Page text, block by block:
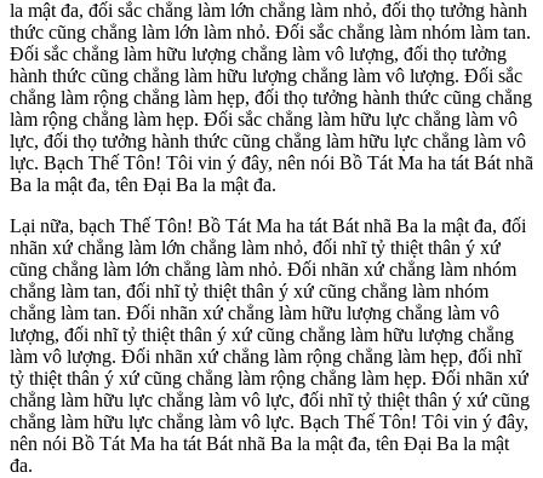
la mật đa, đối sắc chẳng làm lớn chẳng làm nhỏ, đối thọ tưởng hành
thức cũng chẳng làm lớn làm nhỏ. Ðối sắc chẳng làm nhóm làm tan.
Ðối sắc chẳng làm hữu lượng chẳng làm vô lượng, đối thọ tưởng
hành thức cũng chẳng làm hữu lượng chẳng làm vô lượng. Ðối sắc
chẳng làm rộng chẳng làm hẹp, đối thọ tưởng hành thức cũng chẳng
làm rộng chẳng làm hẹp. Ðối sắc chẳng làm hữu lực chẳng làm vô
lực, đối thọ tưởng hành thức cũng chẳng làm hữu lực chẳng làm vô
lực. Bạch Thế Tôn! Tôi vin ý đây, nên nói Bồ Tát Ma ha tát Bát nhã
Ba la mật đa, tên Ðại Ba la mật đa.
Lại nữa, bạch Thế Tôn! Bồ Tát Ma ha tát Bát nhã Ba la mật đa, đối
nhãn xứ chẳng làm lớn chẳng làm nhỏ, đối nhĩ tỷ thiệt thân ý xứ
cũng chẳng làm lớn chẳng làm nhỏ. Ðối nhãn xứ chẳng làm nhóm
chẳng làm tan, đối nhĩ tỷ thiệt thân ý xứ cũng chẳng làm nhóm
chẳng làm tan. Ðối nhãn xứ chẳng làm hữu lượng chẳng làm vô
lượng, đối nhĩ tỷ thiệt thân ý xứ cũng chẳng làm hữu lượng chẳng
làm vô lượng. Ðối nhãn xứ chẳng làm rộng chẳng làm hẹp, đối nhĩ
tỷ thiệt thân ý xứ cũng chẳng làm rộng chẳng làm hẹp. Ðối nhãn xứ
chẳng làm hữu lực chẳng làm vô lực, đối nhĩ tỷ thiệt thân ý xứ cũng
chẳng làm hữu lực chẳng làm vô lực. Bạch Thế Tôn! Tôi vin ý đây,
nên nói Bồ Tát Ma ha tát Bát nhã Ba la mật đa, tên Ðại Ba la mật
đa.